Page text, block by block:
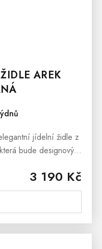
AREK
3 190 Kč
jídelní židle z
bude designovým